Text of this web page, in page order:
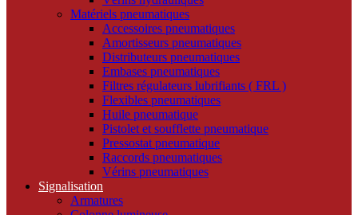
Matériels pneumatiques
Accessoires pneumatiques
Amortisseurs pneumatiques
Distributeurs pneumatiques
Embases pneumatiques
Filtres régulateurs lubrifiants ( FRL )
Flexibles pneumatiques
Huile pneumatique
Pistolet et soufflette pneumatique
Pressostat pneumatique
Raccords pneumatiques
Vérins pneumatiques
Signalisation
Armatures